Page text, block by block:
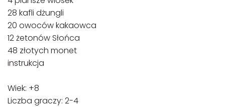
28 kafli dżungli
20 owoców kakaowca
12 żetonów Słońca
48 złotych monet
instrukcja
Wiek: +8
Liczba graczy: 2-4